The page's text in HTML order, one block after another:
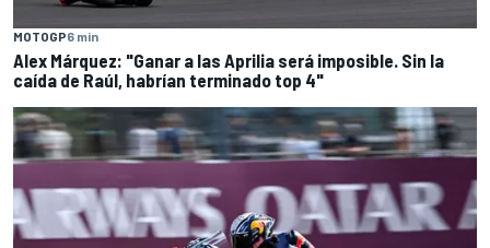
MOTOGP6 min
Alex Márquez: "Ganar a las Aprilia será imposible. Sin la
caída de Raúl, habrían terminado top 4"